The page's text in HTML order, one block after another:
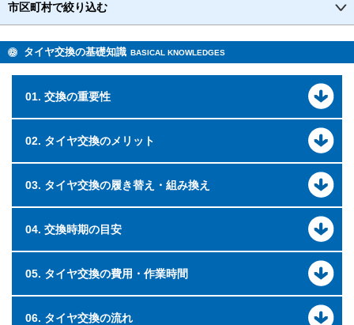
市区町村で絞り込む
タイヤ交換の基礎知識 BASICAL KNOWLEDGES
01. 交換の重要性
02. タイヤ交換のメリット
03. タイヤ交換の履き替え・組み換え
04. 交換時期の目安
05. タイヤ交換の費用・作業時間
06. タイヤ交換の流れ